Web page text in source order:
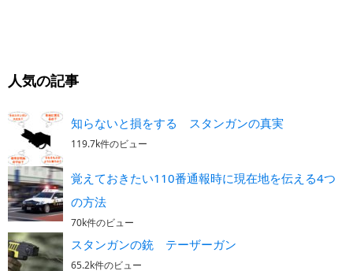
人気の記事
知らないと損をする スタンガンの真実
119.7k件のビュー
覚えておきたい110番通報時に現在地を伝える4つ
の方法
70k件のビュー
スタンガンの銃 テーザーガン
65.2k件のビュー